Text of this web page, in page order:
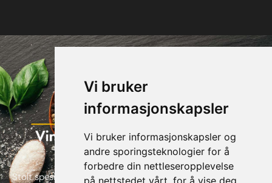
Vi bruker
informasjonskapsler
Vi bruker informasjonskapsler og
andre sporingsteknologier for å
forbedre din nettleseropplevelse
på nettstedet vårt, for å vise deg
Stolt spesialforretning av alt innen flis, skifer, naturstein,